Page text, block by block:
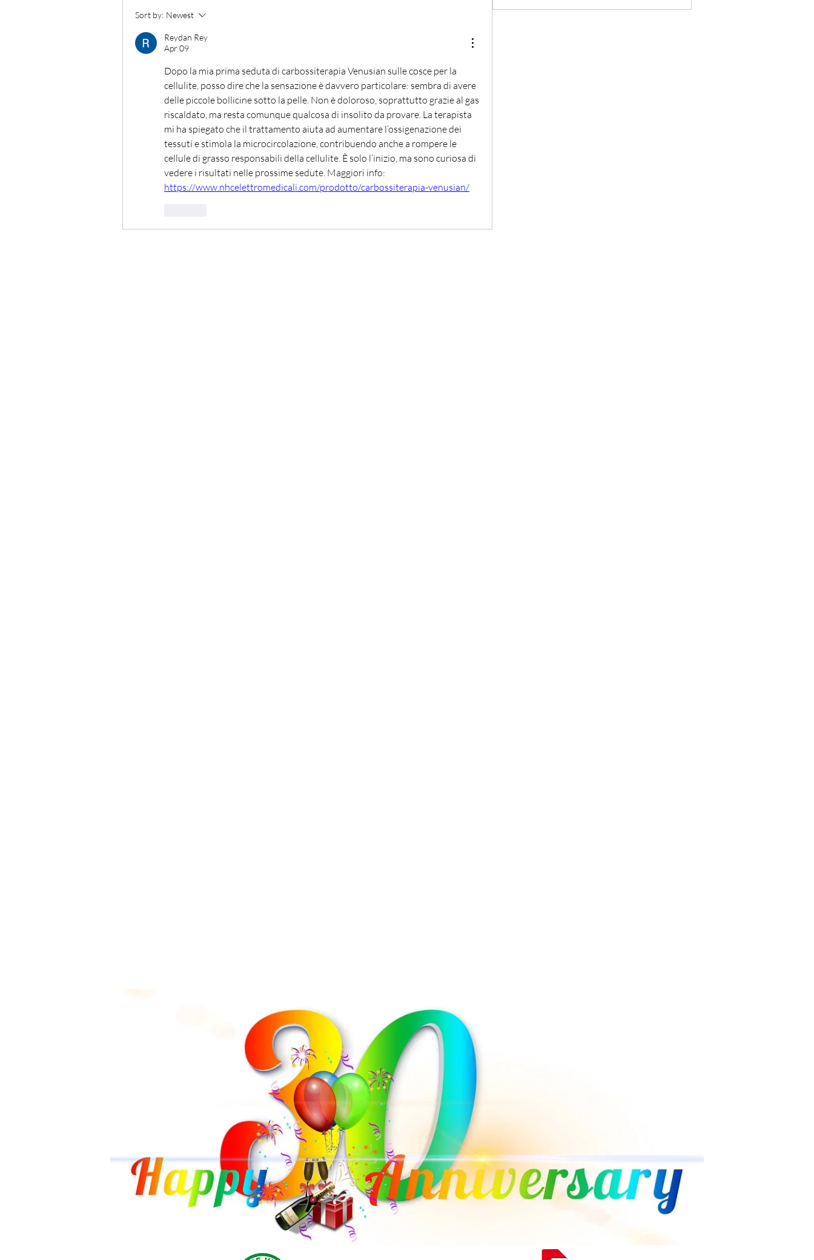
Sort by: Newest
Reydan Rey
Apr 09
Dopo la mia prima seduta di carbossiterapia Venusian sulle cosce per la
cellulite, posso dire che la sensazione è davvero particolare: sembra di avere
delle piccole bollicine sotto la pelle. Non è doloroso, soprattutto grazie al gas
riscaldato, ma resta comunque qualcosa di insolito da provare. La terapista
mi ha spiegato che il trattamento aiuta ad aumentare l’ossigenazione dei
tessuti e stimola la microcircolazione, contribuendo anche a rompere le
cellule di grasso responsabili della cellulite. È solo l’inizio, ma sono curiosa di
https://www.nhcelettromedicali.com/prodotto/carbossiterapia-venusian/